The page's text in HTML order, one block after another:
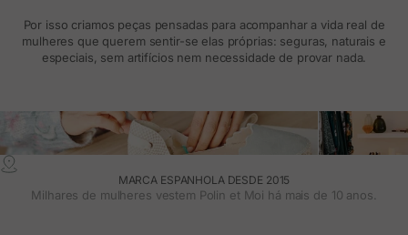
Por isso criamos peças pensadas para acompanhar a vida real de
mulheres que querem sentir-se elas próprias: seguras, naturais e
especiais, sem artifícios nem necessidade de provar nada.
MARCA ESPANHOLA DESDE 2015
Milhares de mulheres vestem Polin et Moi há mais de 10 anos.